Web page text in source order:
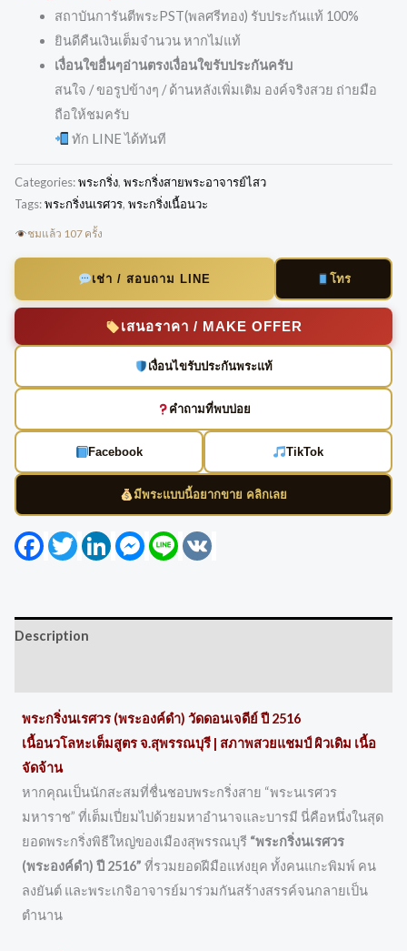
สถาบันการันตีพระPST(พลศรีทอง) รับประกันแท้ 100%
ยินดีคืนเงินเต็มจำนวน หากไม่แท้
เงื่อนใขอื่นๆอ่านตรงเงื่อนใขรับประกันครับ
สนใจ / ขอรูปข้างๆ / ด้านหลังเพิ่มเติม องค์จริงสวย ถ่ายมือ
ถือให้ชมครับ
ทัก LINE ได้ทันที
Categories:พระกริ่ง, พระกริ่งสายพระอาจารย์ไสว
Tags:พระกริ่งนเรศวร, พระกริ่งเนื้อนวะ
ชมแล้ว 107 ครั้ง
เช่า / สอบถาม LINE โทร
เสนอราคา / MAKE OFFER
เงื่อนไขรับประกันพระแท้
คำถามที่พบบ่อย
Facebook TikTok
มีพระแบบนี้อยากขาย คลิกเลย
FacebookTwitterLinkedInMessenger
Line
Description
พระกริ่งนเรศวร (พระองค์ดำ) วัดดอนเจดีย์ ปี 2516
เนื้อนวโลหะเต็มสูตร จ.สุพรรณบุรี | สภาพสวยแชมป์ ผิวเดิม เนื้อ
จัดจ้าน
หากคุณเป็นนักสะสมที่ชื่นชอบพระกริ่งสาย “พระนเรศวร
มหาราช” ที่เต็มเปี่ยมไปด้วยมหาอำนาจและบารมี นี่คือหนึ่งในสุด
ยอดพระกริ่งพิธีใหญ่ของเมืองสุพรรณบุรี “พระกริ่งนเรศวร
(พระองค์ดำ) ปี 2516” ที่รวมยอดฝีมือแห่งยุค ทั้งคนแกะพิมพ์ คน
ลงยันต์ และพระเกจิอาจารย์มาร่วมกันสร้างสรรค์จนกลายเป็น
ตำนาน